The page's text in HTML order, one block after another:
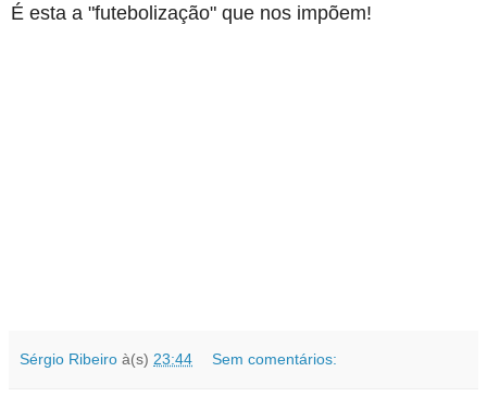
É esta a "futebolização" que nos impõem!
Sérgio Ribeiro à(s) 23:44 Sem comentários: